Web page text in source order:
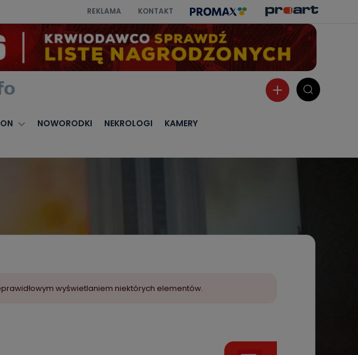
REKLAMA KONTAKT
NOWORODKI NEKROLOGI KAMERY
wyświetlaniem niektórych elementów.